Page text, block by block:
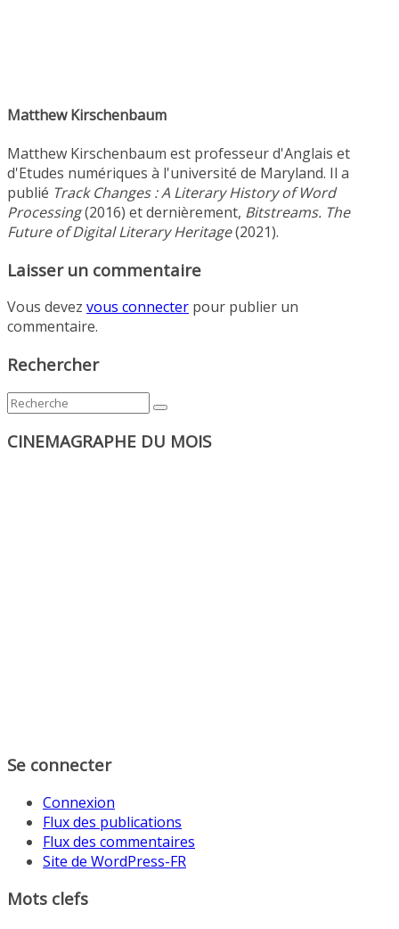
Matthew Kirschenbaum
Matthew Kirschenbaum est professeur d'Anglais et
d'Etudes numériques à l'université de Maryland. Il a
publié Track Changes : A Literary History of Word
Processing(2016) et dernièrement, Bitstreams. The
Future of Digital Literary Heritage(2021).
Laisser un commentaire
Vous devez vous connecter pour publier un
commentaire.
Rechercher
CINEMAGRAPHE DU MOIS
Se connecter
Connexion
Flux des publications
Flux des commentaires
Site de WordPress-FR
Mots clefs